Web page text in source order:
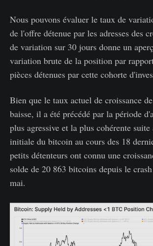
Nous pouvons évaluer le taux de
de l'offre détenue par les adresses des
de variation sur 30 jours donne un
variation brute de la position par
pièces détenues par cette cohorte
Bien que le taux actuel de croissance
baisse, il a été précédé par la période
plus agressive et la plus cohérente suite
initiale du bitcoin au cours des 18
petits détenteurs ont connu une
solde de 20 863 bitcoins depuis le
mai.